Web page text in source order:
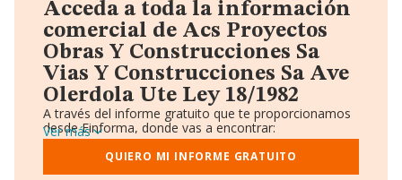
Acceda a toda la información
comercial de Acs Proyectos
Obras Y Construcciones Sa
Vias Y Construcciones Sa Ave
Olerdola Ute Ley 18/1982
A través del informe gratuito que te proporcionamos
desde Einforma, donde vas a encontrar:
Datos identificativos: Denominación, CIF,
Teléfono, Domicilio.
Informe Mercantil Completo (BORME).
Ver más
QUIERO MI INFORME GRATUITO